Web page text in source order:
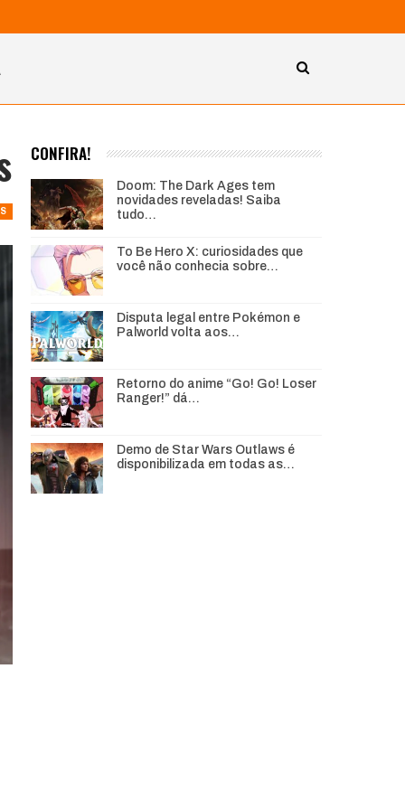
CONFIRA!
Doom: The Dark Ages tem
novidades reveladas! Saiba
tudo…
To Be Hero X: curiosidades que
você não conhecia sobre…
Disputa legal entre Pokémon e
Palworld volta aos…
Retorno do anime “Go! Go! Loser
Ranger!” dá…
Demo de Star Wars Outlaws é
disponibilizada em todas as…